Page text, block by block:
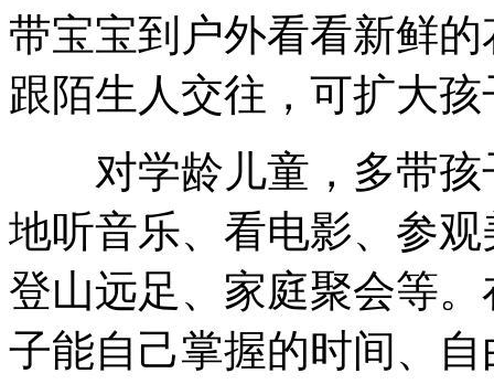
带宝宝到户外看看新鲜
跟陌生人交往，可扩大
对学龄儿童，多带孩
地听音乐、看电影、参
登山远足、家庭聚会等
子能自己掌握的时间、